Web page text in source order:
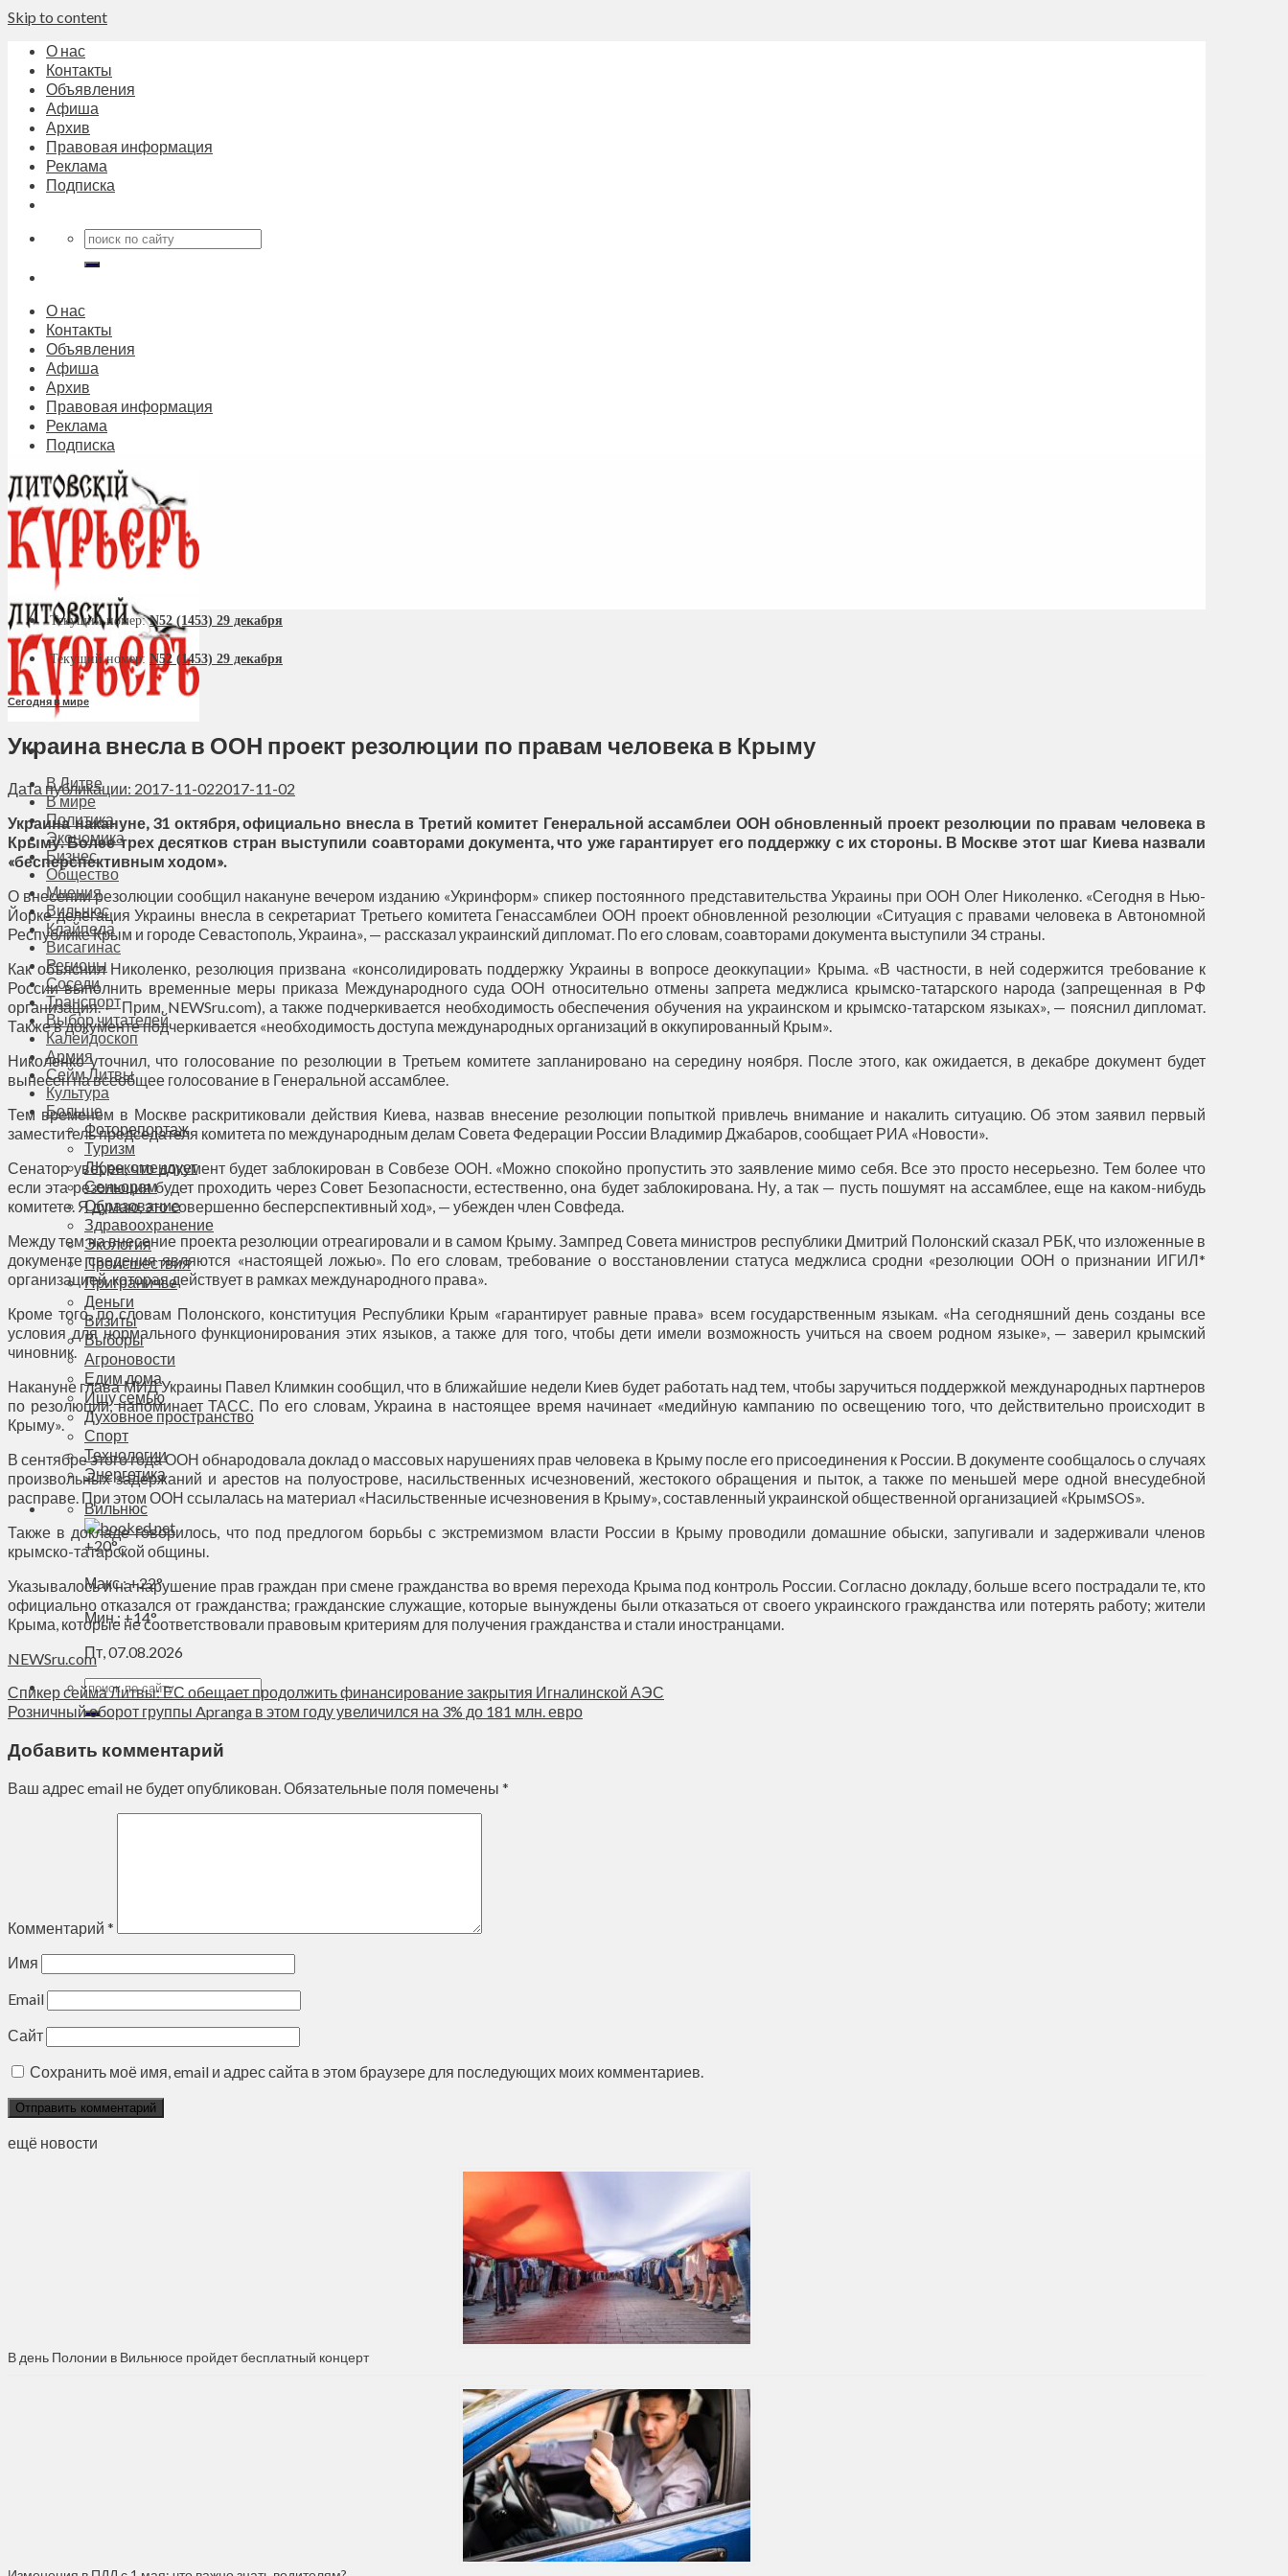
Skip to content
О нас
Контакты
Объявления
Афиша
Архив
Правовая информация
Реклама
Подписка
О нас
Контакты
Объявления
Афиша
Архив
Правовая информация
Реклама
Подписка
В Литве
В мире
Политика
Экономика
Бизнес
Общество
Мнения
Вильнюс
Клайпеда
Висагинас
Регионы
Соседи
Транспорт
Выбор читателей
Калейдоскоп
Армия
Сейм Литвы
Культура
Больше
Фоторепортаж
Туризм
ЛК рекомендует
Сеньорам
Образование
Здравоохранение
Экология
Происшествия
Приграничье
Деньги
Визиты
Выборы
Агроновости
Едим дома
Ищу семью
Духовное пространство
Спорт
Технологии
Энергетика
Вильнюс
+20°C
Макс.:+22°
Мин.: +14°
Пт, 07.08.2026
Текущий номер:N52 (1453) 29 декабря
Текущий номер: N52 (1453) 29 декабря
Сегодня в мире
Украина внесла в ООН проект резолюции по правам человека в Крыму
Дата публикации: 2017-11-022017-11-02
Украина накануне, 31 октября, официально внесла в Третий комитет Генеральной ассамблеи ООН обновленный проект резолюции по правам человека в
Крыму. Более трех десятков стран выступили соавторами документа, что уже гарантирует его поддержку с их стороны. В Москве этот шаг Киева назвали
«бесперспективным ходом».
О внесении резолюции сообщил накануне вечером изданию «Укринформ» спикер постоянного представительства Украины при ООН Олег Николенко. «Сегодня в Нью-
Йорке делегация Украины внесла в секретариат Третьего комитета Генассамблеи ООН проект обновленной резолюции «Ситуация с правами человека в Автономной
Республике Крым и городе Севастополь, Украина», — рассказал украинский дипломат. По его словам, соавторами документа выступили 34 страны.
Как объяснил Николенко, резолюция призвана «консолидировать поддержку Украины в вопросе деоккупации» Крыма. «В частности, в ней содержится требование к
России выполнить временные меры приказа Международного суда ООН относительно отмены запрета меджлиса крымско-татарского народа (запрещенная в РФ
организация. — Прим. NEWSru.com), а также подчеркивается необходимость обеспечения обучения на украинском и крымско-татарском языках», — пояснил дипломат.
Также в документе подчеркивается «необходимость доступа международных организаций в оккупированный Крым».
Николенко уточнил, что голосование по резолюции в Третьем комитете запланировано на середину ноября. После этого, как ожидается, в декабре документ будет
вынесен на всеобщее голосование в Генеральной ассамблее.
Тем временем в Москве раскритиковали действия Киева, назвав внесение резолюции попыткой привлечь внимание и накалить ситуацию. Об этом заявил первый
заместитель председателя комитета по международным делам Совета Федерации России Владимир Джабаров, сообщает РИА «Новости».
Сенатор уверен, что документ будет заблокирован в Совбезе ООН. «Можно спокойно пропустить это заявление мимо себя. Все это просто несерьезно. Тем более что
если эта резолюция будет проходить через Совет Безопасности, естественно, она будет заблокирована. Ну, а так — пусть пошумят на ассамблее, еще на каком-нибудь
комитете. Я думаю, это совершенно бесперспективный ход», — убежден член Совфеда.
Между тем на внесение проекта резолюции отреагировали и в самом Крыму. Зампред Совета министров республики Дмитрий Полонский сказал РБК, что изложенные в
документе сведения являются «настоящей ложью». По его словам, требование о восстановлении статуса меджлиса сродни «резолюции ООН о признании ИГИЛ*
организацией, которая действует в рамках международного права».
Кроме того, по словам Полонского, конституция Республики Крым «гарантирует равные права» всем государственным языкам. «На сегодняшний день созданы все
условия для нормального функционирования этих языков, а также для того, чтобы дети имели возможность учиться на своем родном языке», — заверил крымский
чиновник.
Накануне глава МИД Украины Павел Климкин сообщил, что в ближайшие недели Киев будет работать над тем, чтобы заручиться поддержкой международных партнеров
по резолюции, напоминает ТАСС. По его словам, Украина в настоящее время начинает «медийную кампанию по освещению того, что действительно происходит в
Крыму».
В сентябре этого года ООН обнародовала доклад о массовых нарушениях прав человека в Крыму после его присоединения к России. В документе сообщалось о случаях
произвольных задержаний и арестов на полуострове, насильственных исчезновений, жестокого обращения и пыток, а также по меньшей мере одной внесудебной
расправе. При этом ООН ссылалась на материал «Насильственные исчезновения в Крыму», составленный украинской общественной организацией «КрымSOS».
Также в докладе говорилось, что под предлогом борьбы с экстремизмом власти России в Крыму проводили домашние обыски, запугивали и задерживали членов
крымско-татарской общины.
Указывалось и на нарушение прав граждан при смене гражданства во время перехода Крыма под контроль России. Согласно докладу, больше всего пострадали те, кто
официально отказался от гражданства; гражданские служащие, которые вынуждены были отказаться от своего украинского гражданства или потерять работу; жители
Крыма, которые не соответствовали правовым критериям для получения гражданства и стали иностранцами.
NEWSru.com
Спикер сейма Литвы: ЕС обещает продолжить финансирование закрытия Игналинской АЭС
Розничный оборот группы Apranga в этом году увеличился на 3% до 181 млн. евро
Добавить комментарий
Ваш адрес email не будет опубликован.Обязательные поля помечены *
Комментарий *
Имя
Email
Сайт
Сохранить моё имя, email и адрес сайта в этом браузере для последующих моих комментариев.
ещё новости
В день Полонии в Вильнюсе пройдет бесплатный концерт